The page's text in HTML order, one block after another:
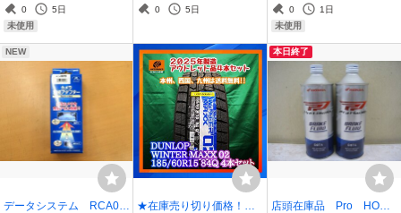
0
5日
未使用
応 ≪中古品≫
0
5日
WINTER MAXX 02 225/
45R18 ４本セット
0
1日
未使用
NEW
データシステム RCA08
★在庫売り切り価格！無
本日終了
店頭在庫品 Pro HOND